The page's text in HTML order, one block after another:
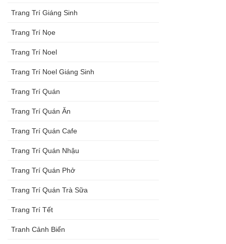
Trang Trí Giáng Sinh
Trang Trí Nọe
Trang Trí Noel
Trang Trí Noel Giáng Sinh
Trang Trí Quán
Trang Trí Quán Ăn
Trang Trí Quán Cafe
Trang Trí Quán Nhậu
Trang Trí Quán Phở
Trang Trí Quán Trà Sữa
Trang Trí Tết
Tranh Cảnh Biển